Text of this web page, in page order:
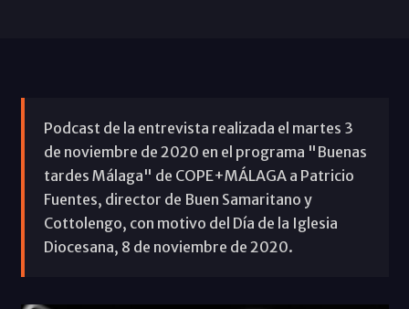
Podcast de la entrevista realizada el martes 3
de noviembre de 2020 en el programa "Buenas
tardes Málaga" de COPE+MÁLAGA a Patricio
Fuentes, director de Buen Samaritano y
Cottolengo, con motivo del Día de la Iglesia
Diocesana, 8 de noviembre de 2020.